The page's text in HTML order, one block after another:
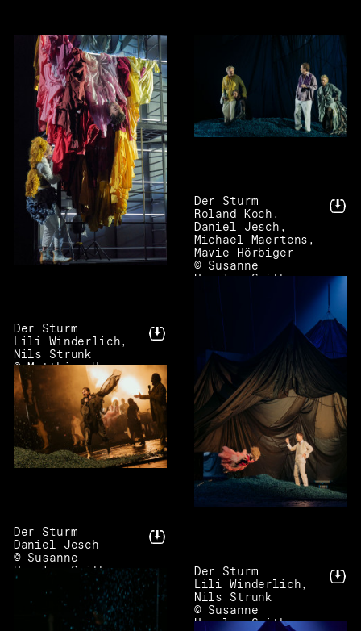
Der Sturm
Lili Winderlich,
Nils Strunk
© Matthias Horn
Der Sturm
Roland Koch,
Daniel Jesch,
Michael Maertens,
Mavie Hörbiger
© Susanne
Hassler-Smith
Der Sturm
Lili Winderlich,
Nils Strunk
© Susanne
Hassler-Smith
Der Sturm
Daniel Jesch
© Susanne
Hassler-Smith